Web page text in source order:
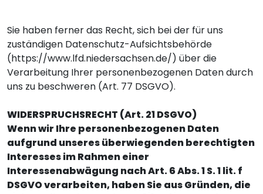
Sie haben ferner das Recht, sich bei der für uns
zuständigen Datenschutz-Aufsichtsbehörde
(https://www.lfd.niedersachsen.de/) über die
Verarbeitung Ihrer personenbezogenen Daten durch
uns zu beschweren (Art. 77 DSGVO).
WIDERSPRUCHSRECHT (Art. 21 DSGVO)
Wenn wir Ihre personenbezogenen Daten
aufgrund unseres überwiegenden berechtigten
Interesses im Rahmen einer
Interessenabwägung nach Art. 6 Abs. 1 S. 1 lit. f
DSGVO verarbeiten, haben Sie aus Gründen, die